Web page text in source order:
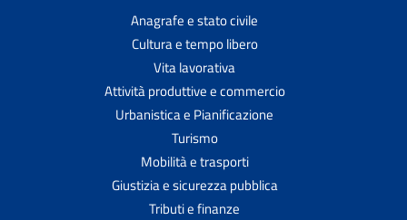
Anagrafe e stato civile
Cultura e tempo libero
Vita lavorativa
Attività produttive e commercio
Urbanistica e Pianificazione
Turismo
Mobilità e trasporti
Giustizia e sicurezza pubblica
Tributi e finanze